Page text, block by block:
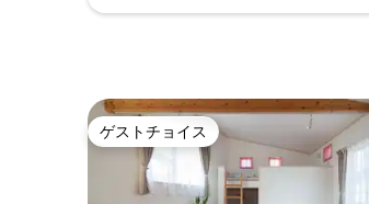
ゲストチョイス
ゲストチョイス